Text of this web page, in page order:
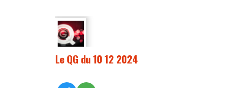
Le QG du 10 12 2024